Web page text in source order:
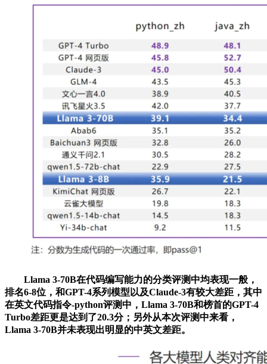
Llama 3-70B在代码编写能力的分类评测中均表现一般，
排名6-8位，和GPT-4系列模型以及Claude-3有较大差距，其中
在英文代码指令-python评测中，Llama 3-70B和榜首的GPT-4
Turbo差距更是达到了20.3分；另外从本次评测中来看，
Llama 3-70B并未表现出明显的中英文差距。